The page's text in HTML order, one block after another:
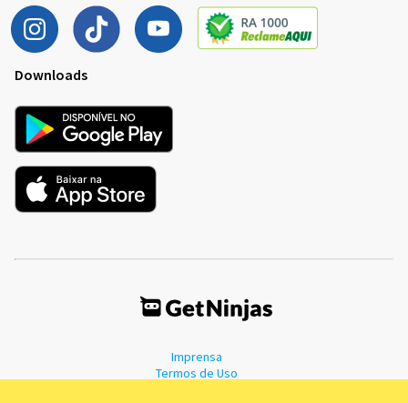
Downloads
Imprensa
Termos de Uso